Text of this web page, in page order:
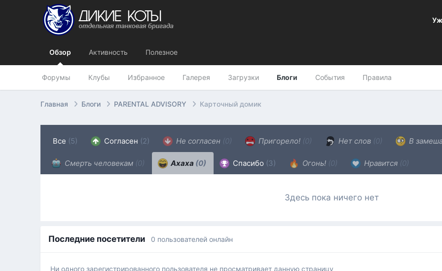
Обзор
Форумы Клубы Избранное Галерея Загрузки Блоги События Правила
Активность Полезное
Главная Блоги PARENTAL ADVISORY Карточный домик
Все (5) Согласен (2) Не согласен (0) Пригорело! (0) Нет слов (0) В
Смерть человекам (0) Ахаха (0) Спасибо (3) Огонь! (0) Нравится (0)
Здесь пока ничего нет
Последние посетители 0 пользователей онлайн
Ни одного зарегистрированного пользователя не просматривает данную страницу